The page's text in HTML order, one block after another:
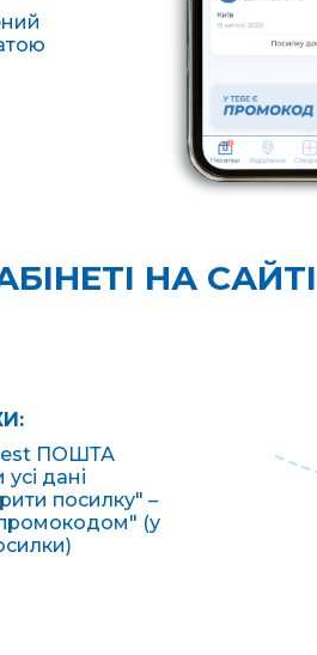
НА
ПОШТА
дані
посилку" –
(у